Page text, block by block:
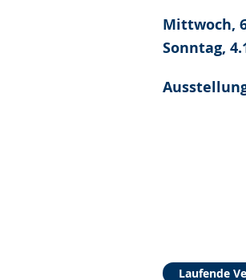
Mittwoch,
Sonntag,
Laufende